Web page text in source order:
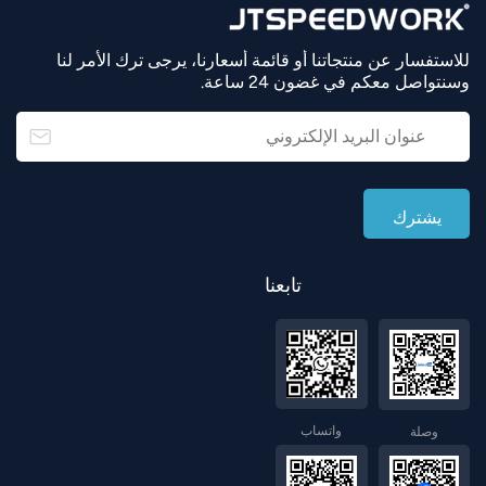
للاستفسار عن منتجاتنا أو قائمة أسعارنا، يرجى ترك الأمر لنا
وسنتواصل معكم في غضون 24 ساعة.
تابعنا
واتساب وصلة